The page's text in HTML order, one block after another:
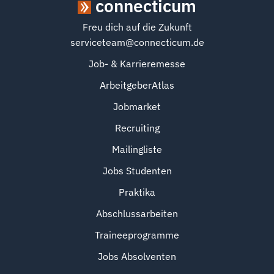
connecticum
Freu dich auf die Zukunft
serviceteam@connecticum.de
Job- & Karrieremesse
ArbeitgeberAtlas
Jobmarket
Recruiting
Mailingliste
Jobs Studenten
Praktika
Abschlussarbeiten
Traineeprogramme
Jobs Absolventen